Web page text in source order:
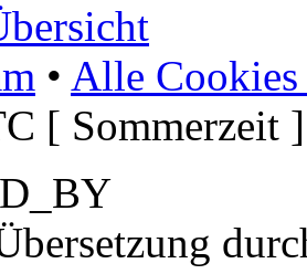
• Alle Cookies
[ Sommerzeit ]